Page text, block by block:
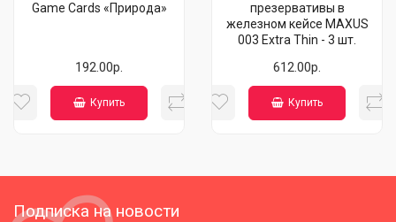
Game Cards «Природа»
192.00р.
Купить
презервативы в
железном кейсе MAXUS
003 Extra Thin - 3 шт.
612.00р.
Купить
Подписка на новости